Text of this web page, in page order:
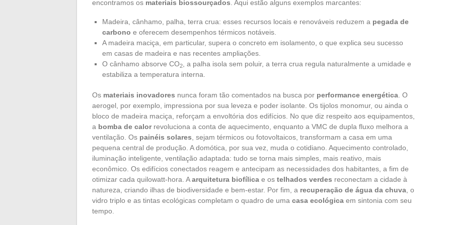
encontramos os materiais biossourçados . Aqui estão alguns exemplos marcantes:
Madeira, cânhamo, palha, terra crua: esses recursos locais e renováveis reduzem a pegada de
carbono e oferecem desempenhos térmicos notáveis.
A madeira maciça, em particular, supera o concreto em isolamento, o que explica seu sucesso
em casas de madeira e nas recentes ampliações.
O cânhamo absorve CO2
, a palha isola sem poluir, a terra crua regula naturalmente a umidade e
estabiliza a temperatura interna.
Os materiais inovadores nunca foram tão comentados na busca por performance energética . O
aerogel, por exemplo, impressiona por sua leveza e poder isolante. Os tijolos monomur, ou ainda o
bloco de madeira maciça, reforçam a envoltória dos edifícios. No que diz respeito aos equipamentos,
a bomba de calorrevoluciona a conta de aquecimento, enquanto a VMC de dupla fluxo melhora a
ventilação. Os painéis solares , sejam térmicos ou fotovoltaicos, transformam a casa em uma
pequena central de produção. A domótica, por sua vez, muda o cotidiano. Aquecimento controlado,
iluminação inteligente, ventilação adaptada: tudo se torna mais simples, mais reativo, mais
econômico. Os edifícios conectados reagem e antecipam as necessidades dos habitantes, a fim de
otimizar cada quilowatt-hora. Aarquitetura biofílica e os telhados verdes reconectam a cidade à
natureza, criando ilhas de biodiversidade e bem-estar. Por fim, a recuperação de água da chuva , o
vidro triplo e as tintas ecológicas completam o quadro de uma casa ecológica em sintonia com seu
tempo.